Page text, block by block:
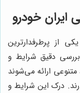
خودرو
از پرطرفدارترین
دقیق شرایط و
ارائه می‌شوند
درک این شرایط و